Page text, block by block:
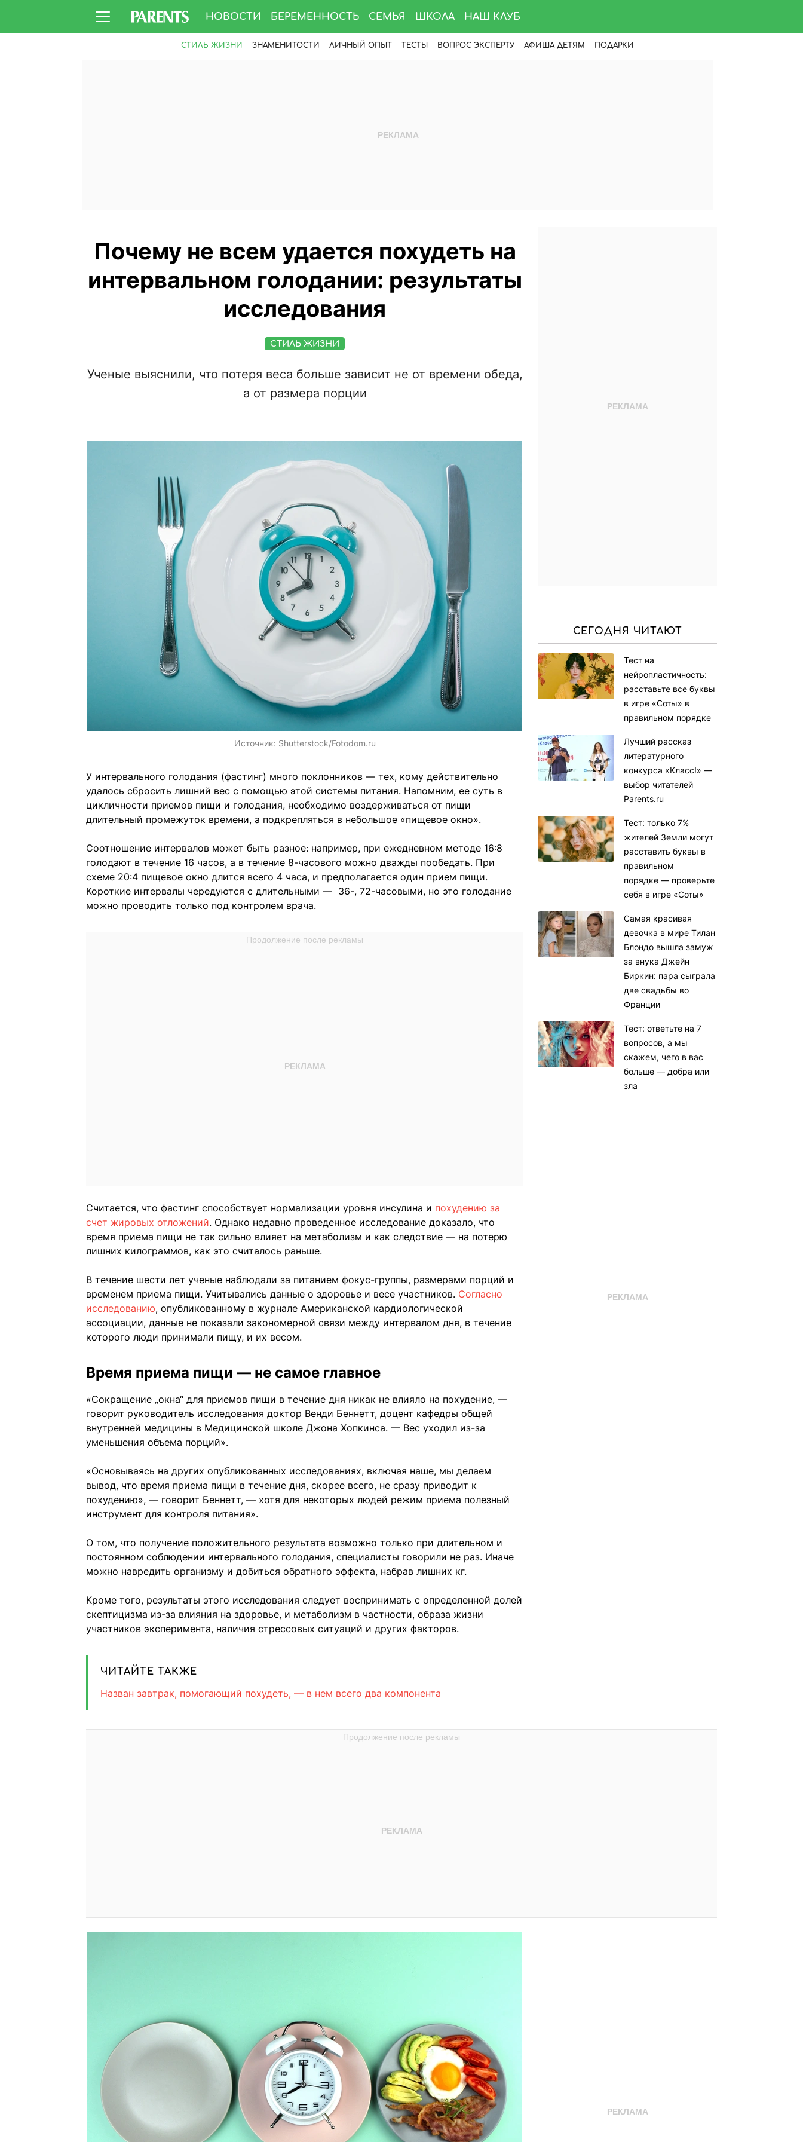
НОВОСТИ БЕРЕМЕННОСТЬ СЕМЬЯ ШКОЛА НАШ КЛУБ
СТИЛЬ ЖИЗНИ ЗНАМЕНИТОСТИ ЛИЧНЫЙ ОПЫТ ТЕСТЫ ВОПРОС ЭКСПЕРТУ АФИША ДЕТЯМ ПОДАРКИ
Почему не всем удается похудеть на
интервальном голодании: результаты
исследования
СТИЛЬ ЖИЗНИ
Ученые выяснили, что потеря веса больше зависит не от времени обеда,
а от размера порции
Источник: Shutterstock/Fotodom.ru
У интервального голодания (фастинг) много поклонников — тех, кому действительно
удалось сбросить лишний вес с помощью этой системы питания. Напомним, ее суть в
цикличности приемов пищи и голодания, необходимо воздерживаться от пищи
длительный промежуток времени, а подкрепляться в небольшое «пищевое окно».
Соотношение интервалов может быть разное: например, при ежедневном методе 16:8
голодают в течение 16 часов, а в течение 8-часового можно дважды пообедать. При
схеме 20:4 пищевое окно длится всего 4 часа, и предполагается один прием пищи.
Короткие интервалы чередуются с длительными — 36-, 72-часовыми, но это голодание
можно проводить только под контролем врача.
Считается, что фастинг способствует нормализации уровня инсулина и похудению за
счет жировых отложений. Однако недавно проведенное исследование доказало, что
время приема пищи не так сильно влияет на метаболизм и как следствие — на потерю
лишних килограммов, как это считалось раньше.
В течение шести лет ученые наблюдали за питанием фокус-группы, размерами порций и
временем приема пищи. Учитывались данные о здоровье и весе участников. Согласно
исследованию, опубликованному в журнале Американской кардиологической
ассоциации, данные не показали закономерной связи между интервалом дня, в течение
которого люди принимали пищу, и их весом.
Время приема пищи — не самое главное
«Сокращение „окна“ для приемов пищи в течение дня никак не влияло на похудение, —
говорит руководитель исследования доктор Венди Беннетт, доцент кафедры общей
внутренней медицины в Медицинской школе Джона Хопкинса. — Вес уходил из-за
уменьшения объема порций».
«Основываясь на других опубликованных исследованиях, включая наше, мы делаем
вывод, что время приема пищи в течение дня, скорее всего, не сразу приводит к
похудению», — говорит Беннетт, — хотя для некоторых людей режим приема полезный
инструмент для контроля питания».
О том, что получение положительного результата возможно только при длительном и
постоянном соблюдении интервального голодания, специалисты говорили не раз. Иначе
можно навредить организму и добиться обратного эффекта, набрав лишних кг.
Кроме того, результаты этого исследования следует воспринимать с определенной долей
скептицизма из-за влияния на здоровье, и метаболизм в частности, образа жизни
участников эксперимента, наличия стрессовых ситуаций и других факторов.
ЧИТАЙТЕ ТАКЖЕ
Назван завтрак, помогающий похудеть, — в нем всего два компонента
СЕГОДНЯ ЧИТАЮТ
Тест на
нейропластичность:
расставьте все буквы
в игре «Соты» в
правильном порядке
Лучший рассказ
литературного
конкурса «Класс!» —
выбор читателей
Parents.ru
Тест: только 7%
жителей Земли могут
расставить буквы в
правильном
порядке — проверьте
себя в игре «Соты»
Самая красивая
девочка в мире Тилан
Блондо вышла замуж
за внука Джейн
Биркин: пара сыграла
две свадьбы во
Франции
Тест: ответьте на 7
вопросов, а мы
скажем, чего в вас
больше — добра или
зла